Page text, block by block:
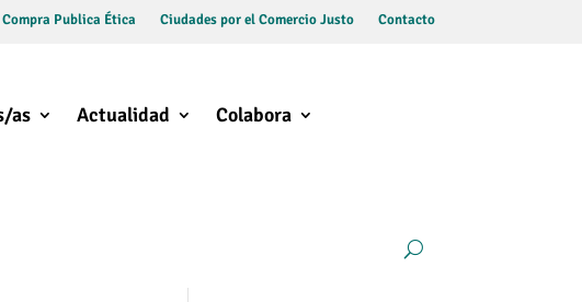
Compra Publica Ética Ciudades por el Comercio Justo Contacto
as Actualidad Colabora